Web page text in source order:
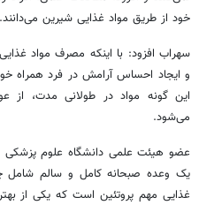
خود از طریق مواد غذایی شیرین می‌دانند.
سهراب افزود: با اینکه مصرف مواد
و ایجاد احساس آرامش در فرد همراه
این گونه مواد در طولانی مدت، از
می‌شود.
عضو هیئت علمی دانشگاه علوم
یک وعده صبحانه کامل و سالم شامل
غذایی مهم پروتئین است که یکی از